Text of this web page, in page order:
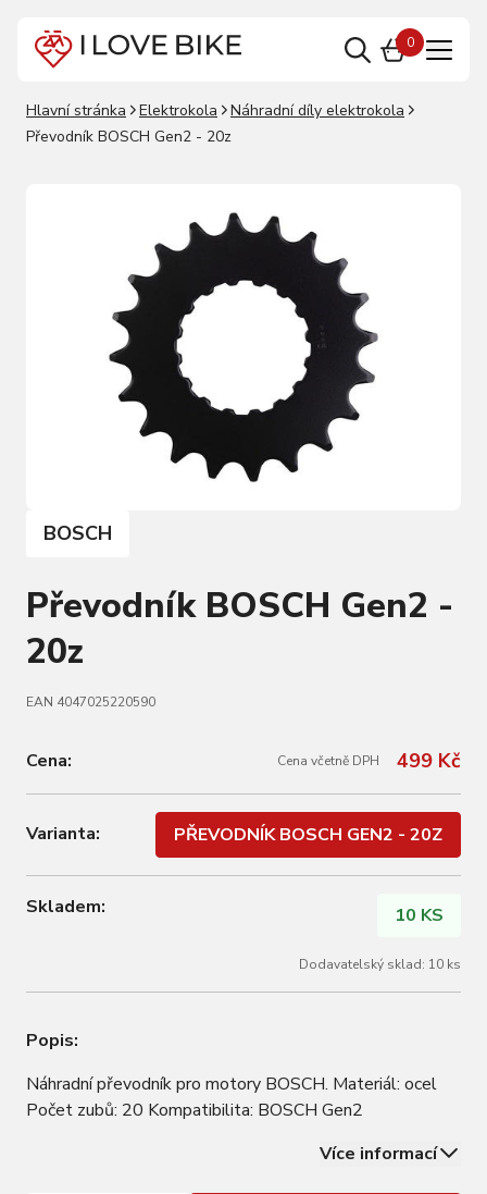
0
Hlavní stránka Elektrokola
Náhradní díly elektrokola
Převodník BOSCH Gen2 - 20z
BOSCH
Převodník BOSCH Gen2 -
20z
EAN 4047025220590
Cena: Cena včetně DPH 499 Kč
Varianta: PŘEVODNÍK BOSCH GEN2 - 20Z
Skladem: 10 KS
Dodavatelský sklad: 10 ks
Popis:
Náhradní převodník pro motory BOSCH. Materiál: ocel
Počet zubů: 20 Kompatibilita: BOSCH Gen2
Více informací